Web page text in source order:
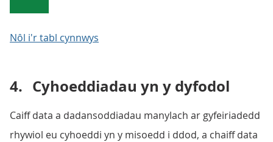
Nôl i'r tabl cynnwys
4. Cyhoeddiadau yn y dyfodol
Caiff data a dadansoddiadau manylach ar gyfeiriadedd
rhywiol eu cyhoeddi yn y misoedd i ddod, a chaiff data